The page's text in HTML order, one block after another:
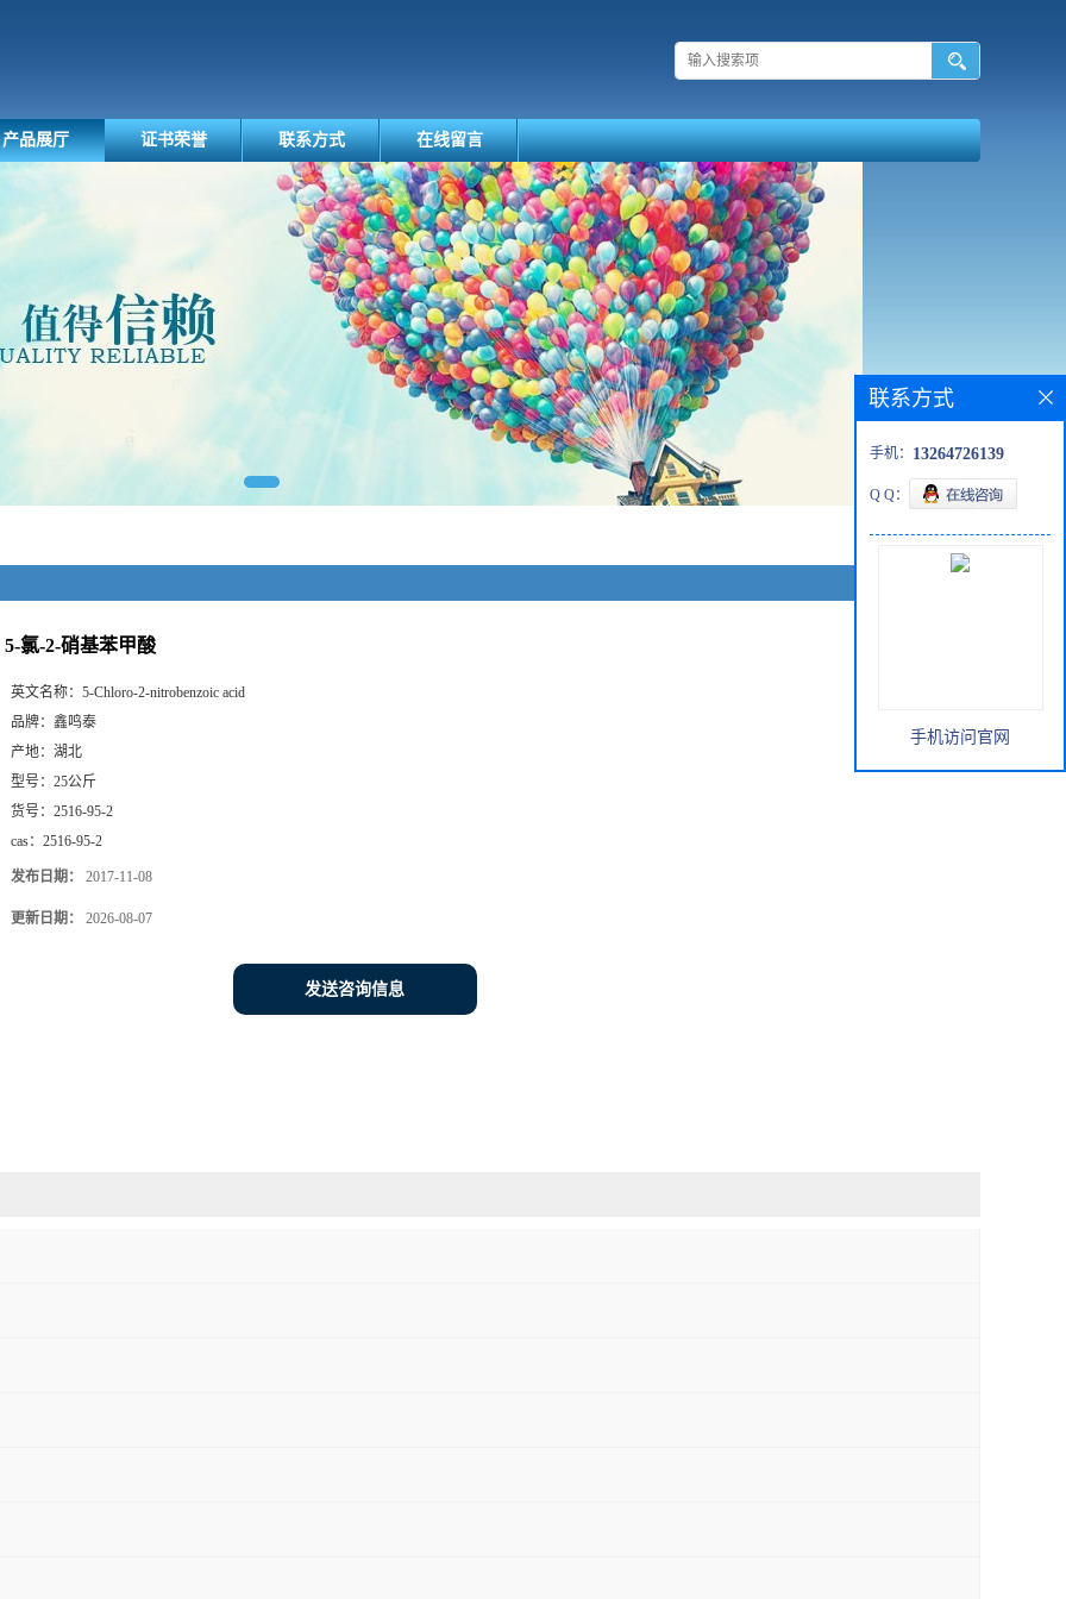
产品展厅 证书荣誉 联系方式 在线留言
5-氯-2-硝基苯甲酸
英文名称： 5-Chloro-2-nitrobenzoic acid
品牌： 鑫鸣泰
产地： 湖北
型号： 25公斤
货号： 2516-95-2
cas： 2516-95-2
发布日期： 2017-11-08
更新日期： 2026-08-07
发送咨询信息
联系方式
手机： 13264726139
Q Q：
手机访问官网